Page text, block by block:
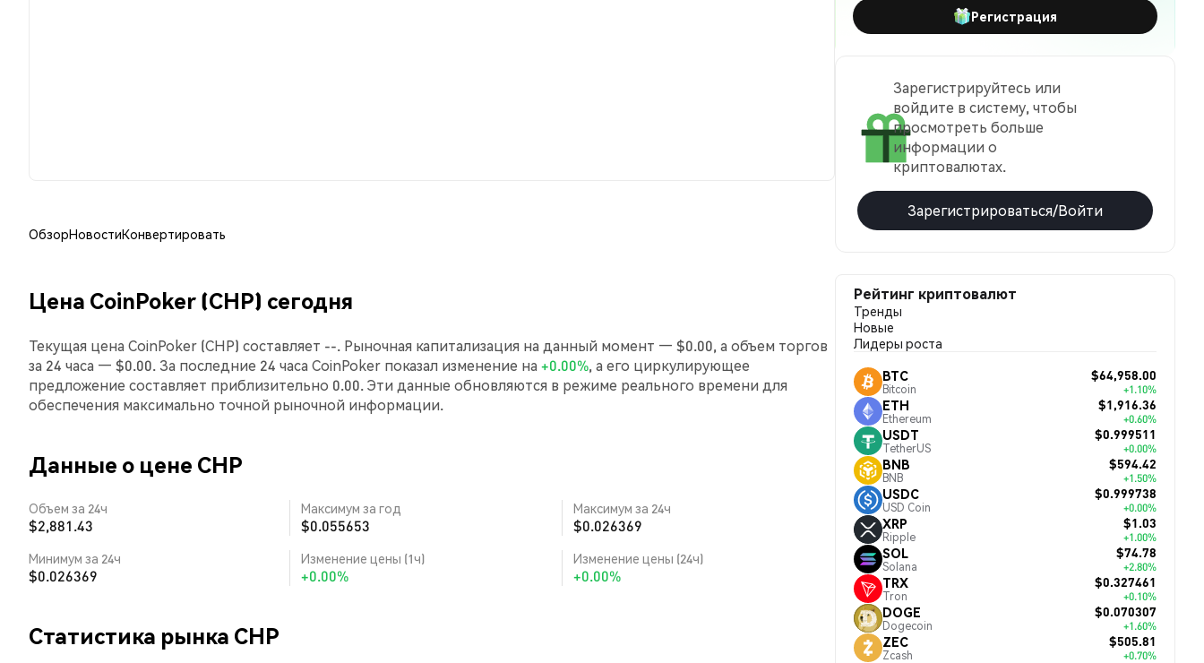
ОбзорНовостиКонвертировать
Цена CoinPoker (CHP) сегодня
Текущая цена CoinPoker (CHP) составляет --. Рыночная капитализация на данный момент — $0.00, а объем торгов
за 24 часа — $0.00. За последние 24 часа CoinPoker показал изменение на +0.00%, а его циркулирующее
предложение составляет приблизительно 0.00. Эти данные обновляются в режиме реального времени для
обеспечения максимально точной рыночной информации.
Данные о цене CHP
Объем за 24ч
$2,881.43
Максимум за год
$0.055653
Максимум за 24ч
$0.026369
Минимум за 24ч
$0.026369
Изменение цены (1ч)
+0.00%
Изменение цены (24ч)
+0.00%
Статистика рынка CHP
Регистрация
Зарегистрируйтесь или
войдите в систему, чтобы
просмотреть больше
информации о
криптовалютах.
Зарегистрироваться/Войти
Рейтинг криптовалют
Тренды
Новые
Лидеры роста
BTC
Bitcoin
$64,958.00
+1.10%
ETH
Ethereum
$1,916.36
+0.60%
USDT
TetherUS
$0.999511
+0.00%
BNB
BNB
$594.42
+1.50%
USDC
USD Coin
$0.999738
+0.00%
XRP
Ripple
$1.03
+1.00%
SOL
Solana
$74.78
+2.80%
TRX
Tron
$0.327461
+0.10%
DOGE
Dogecoin
$0.070307
+1.60%
ZEC
Zcash
$505.81
+0.70%